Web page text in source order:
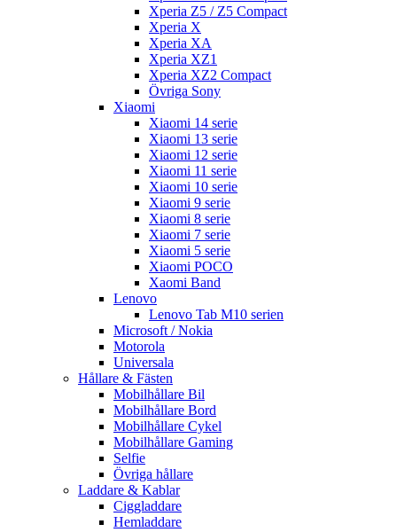
Xperia Z5 / Z5 Compact
Xperia X
Xperia XA
Xperia XZ1
Xperia XZ2 Compact
Övriga Sony
Xiaomi
Xiaomi 14 serie
Xiaomi 13 serie
Xiaomi 12 serie
Xiaomi 11 serie
Xiaomi 10 serie
Xiaomi 9 serie
Xiaomi 8 serie
Xiaomi 7 serie
Xiaomi 5 serie
Xiaomi POCO
Xaomi Band
Lenovo
Lenovo Tab M10 serien
Microsoft / Nokia
Motorola
Universala
Hållare & Fästen
Mobilhållare Bil
Mobilhållare Bord
Mobilhållare Cykel
Mobilhållare Gaming
Selfie
Övriga hållare
Laddare & Kablar
Ciggladdare
Hemladdare